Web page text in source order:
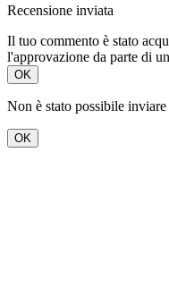
Recensione inviata
Il tuo commento è stato
l'approvazione da parte di
OK
Non è stato possibile
OK